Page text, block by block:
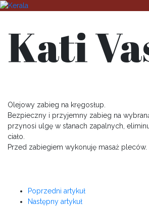
Kati
Olejowy zabieg na kręgosłup.
Bezpieczny i przyjemny zabieg na
przynosi ulgę w stanach zapalnych,
ciało.
Przed zabiegiem wykonuję masaż pleców.
Poprzedni artykuł
Następny artykuł